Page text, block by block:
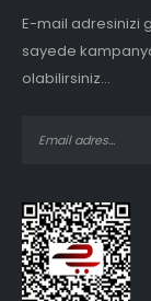
E-mail adresinizi
sayede
olabilirsiniz...